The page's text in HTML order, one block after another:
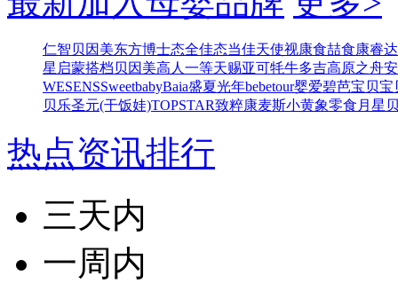
仁智贝因美东方博士态全佳态当佳天使视康食喆食康睿达
星 启蒙搭档贝因美高人一等天赐亚可牦牛多吉高原之舟
WESENSSweetbabyBaia盛夏光年bebetour婴爱碧芭宝贝宝
贝乐圣元(干饭娃)TOPSTAR致粹康麦斯小黄象零食 月星
热点资讯排行
三天内
一周内